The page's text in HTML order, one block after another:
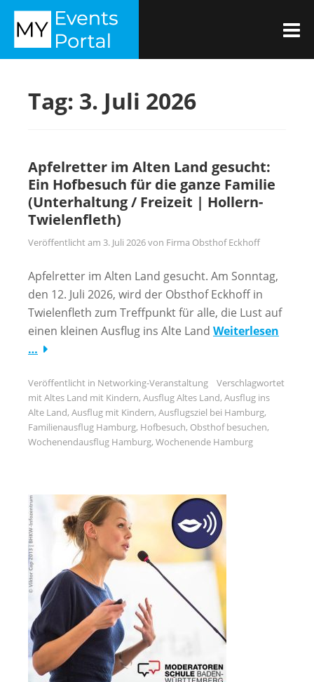
Zum
Inhalt
springen
MYEVENTSPORTAL
Tag: 3. Juli 2026
Apfelretter im Alten Land gesucht:
Ein Hofbesuch für die ganze Familie
(Unterhaltung / Freizeit | Hollern-
Twielenfleth)
Veröffentlicht am 3. Juli 2026von Firma Obsthof Eckhoff
Apfelretter im Alten Land gesucht. Am Sonntag,
den 12. Juli 2026, wird der Obsthof Eckhoff in
Twielenfleth zum Treffpunkt für alle, die Lust auf
einen kleinen Ausflug ins Alte Land Weiterlesen
…
Veröffentlicht in Networking-Veranstaltung
Verschlagwortet
mitAltes Land mit Kindern, Ausflug Altes Land, Ausflug ins
Alte Land, Ausflug mit Kindern, Ausflugsziel bei Hamburg,
Familienausflug Hamburg, Hofbesuch, Obsthof besuchen,
Wochenendausflug Hamburg, Wochenende Hamburg